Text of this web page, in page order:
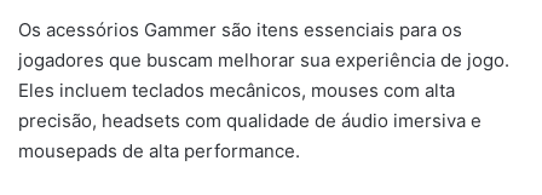
Os acessórios Gammer são itens essenciais para os
jogadores que buscam melhorar sua experiência de jogo.
Eles incluem teclados mecânicos, mouses com alta
precisão, headsets com qualidade de áudio imersiva e
mousepads de alta performance.